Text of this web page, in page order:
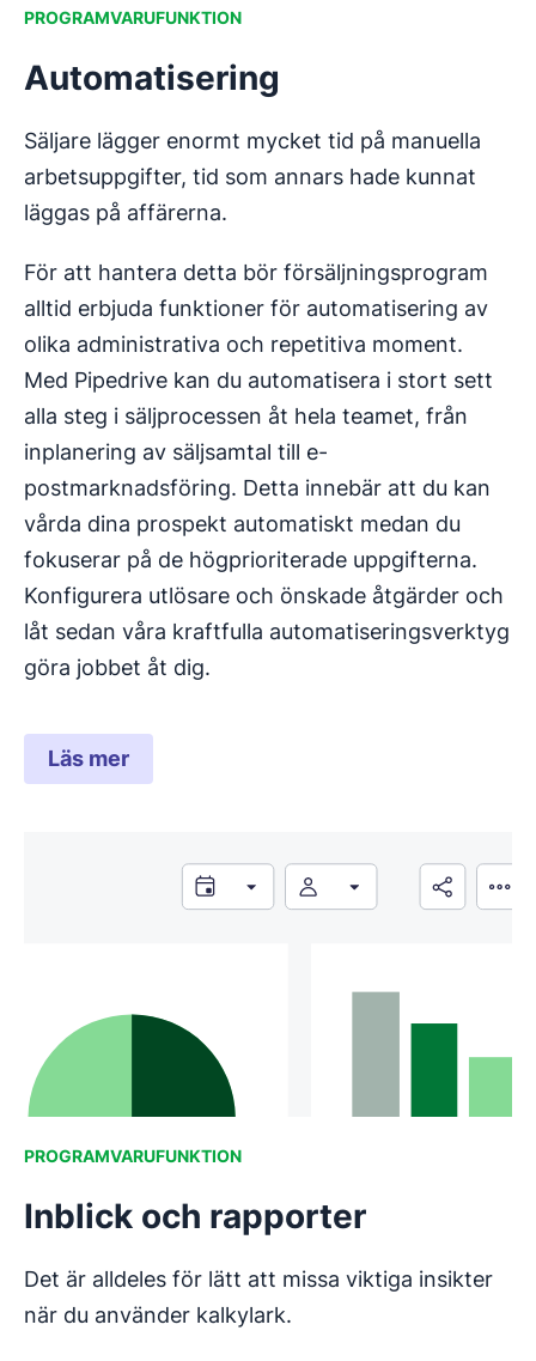
PROGRAMVARUFUNKTION
Automatisering
Säljare lägger enormt mycket tid på manuella
arbetsuppgifter, tid som annars hade kunnat
läggas på affärerna.
För att hantera detta bör försäljningsprogram
alltid erbjuda funktioner för automatisering av
olika administrativa och repetitiva moment.
Med Pipedrive kan du automatisera i stort sett
alla steg i säljprocessen åt hela teamet, från
inplanering av säljsamtal till e-
postmarknadsföring. Detta innebär att du kan
vårda dina prospekt automatiskt medan du
fokuserar på de högprioriterade uppgifterna.
Konfigurera utlösare och önskade åtgärder och
låt sedan våra kraftfulla automatiseringsverktyg
göra jobbet åt dig.
Läs mer
PROGRAMVARUFUNKTION
Inblick och rapporter
Det är alldeles för lätt att missa viktiga insikter
när du använder kalkylark.